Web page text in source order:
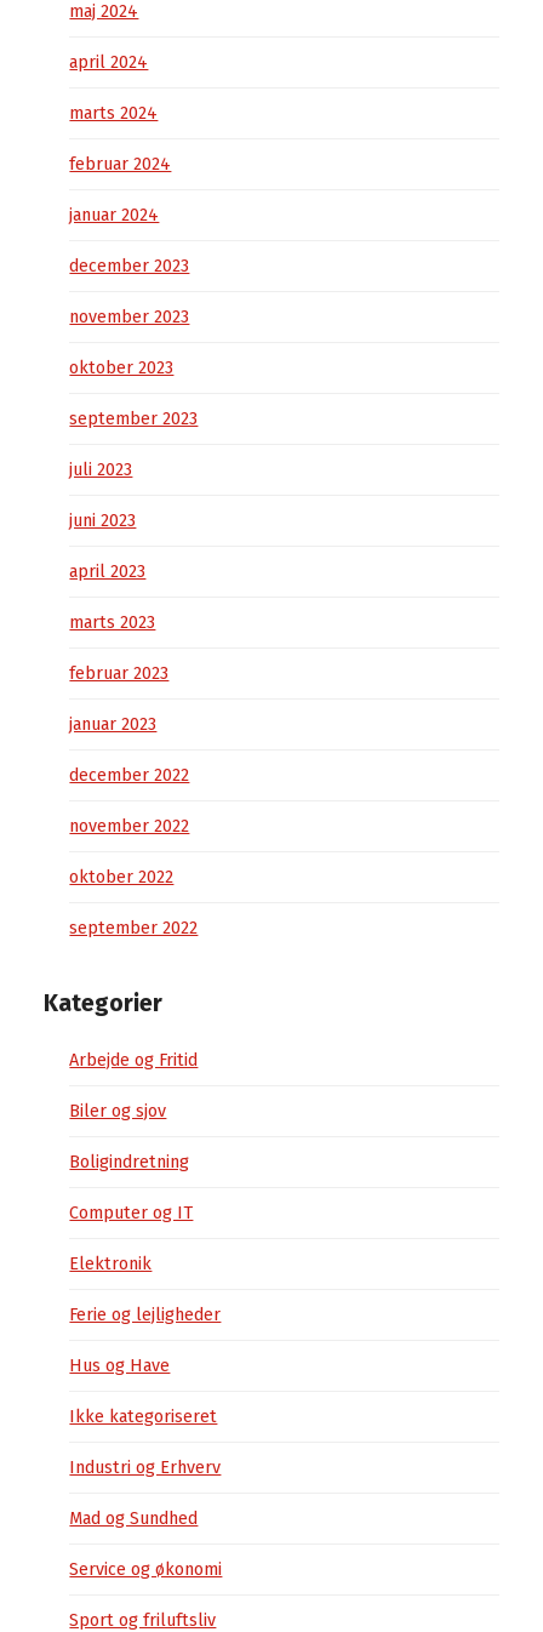
maj 2024
april 2024
marts 2024
februar 2024
januar 2024
december 2023
november 2023
oktober 2023
september 2023
juli 2023
juni 2023
april 2023
marts 2023
februar 2023
januar 2023
december 2022
november 2022
oktober 2022
september 2022
Kategorier
Arbejde og Fritid
Biler og sjov
Boligindretning
Computer og IT
Elektronik
Ferie og lejligheder
Hus og Have
Ikke kategoriseret
Industri og Erhverv
Mad og Sundhed
Service og økonomi
Sport og friluftsliv